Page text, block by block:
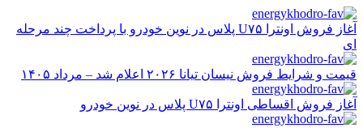
رفتن
به
محتوا
آغاز فروش اونترا U۷۵ پلاس در نوین خودرو با پرداخت چند مرحله
ای
قیمت و شرایط فروش نیسان تیانا ۲۰۲۶ اعلام شد – مرداد ۱۴۰۵
آغاز فروش اقساطی اونترا U۷۵ پلاس در نوین خودرو